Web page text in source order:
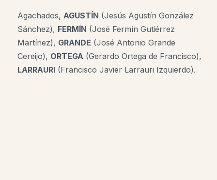
Agachados, AGUSTÍN (Jesús Agustín González
Sánchez), FERMÍN (José Fermín Gutiérrez
Martínez), GRANDE (José Antonio Grande
Cereijo), ORTEGA (Gerardo Ortega de Francisco),
LARRAURI (Francisco Javier Larrauri Izquierdo).